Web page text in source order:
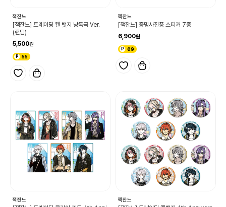
잭잔느
[잭잔느] 트레이딩 캔 뱃지 낭독극 Ver.
(랜덤)
5,500
55
잭잔느
[잭잔느] 증명사진풍 스티커 7종
6,900
69
잭잔느 잭잔느